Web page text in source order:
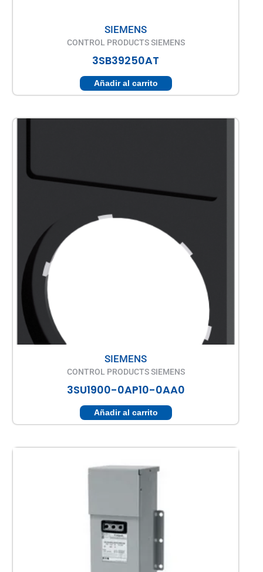
SIEMENS
CONTROL PRODUCTS SIEMENS
3SB39250AT
Añadir al carrito
SIEMENS
CONTROL PRODUCTS SIEMENS
3SU1900-0AP10-0AA0
Añadir al carrito